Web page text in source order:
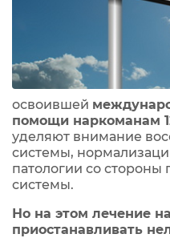
освоившей
помощи наркоманам
уделяют внимание
системы,
патологии со стороны
системы.
Но на этом лечение
приостанавливать